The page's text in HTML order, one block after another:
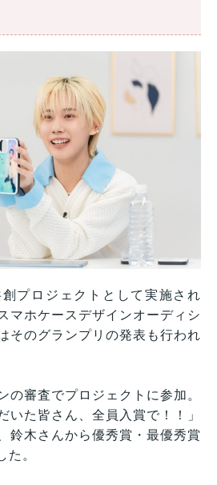
プロジェクトとして実施され
マホケースデザインオーディシ
そのグランプリの発表も行われ
の審査でプロジェクトに参加。
いた皆さん、全員入賞で！！」
鈴木さんから優秀賞・最優秀賞
た。